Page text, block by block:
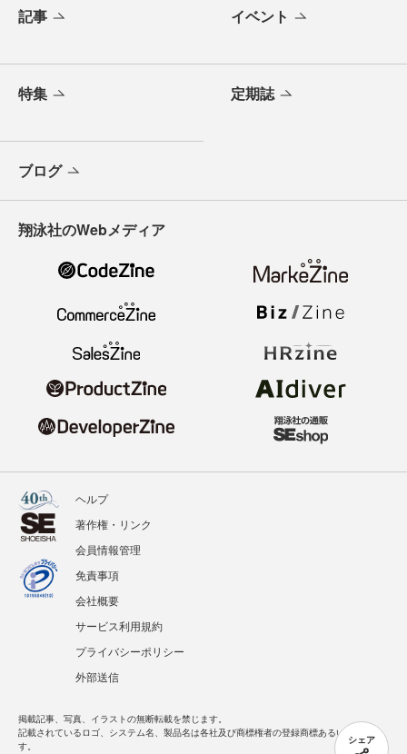
シェア
記事 イベント
特集 定期誌
ブログ
翔泳社のWebメディア
ヘルプ
著作権・リンク
会員情報管理
免責事項
会社概要
サービス利用規約
プライバシーポリシー
外部送信
掲載記事、写真、イラストの無断転載を禁じます。
記載されているロゴ、システム名、製品名は各社及び商標権者の登録商標あるいは商標で
す。